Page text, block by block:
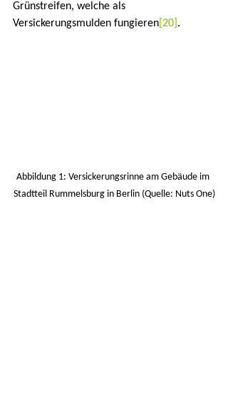
Grünstreifen, welche als
Versickerungsmulden fungieren [20] .
Abbildung 1: Versickerungsrinne am Gebäude im
Stadtteil Rummelsburg in Berlin (Quelle: Nuts One)